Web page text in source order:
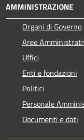
AMMINISTRAZIONE
Organi di Governo
Aree
Uffici
Enti e fondazioni
Politici
Personale
Documenti e dati